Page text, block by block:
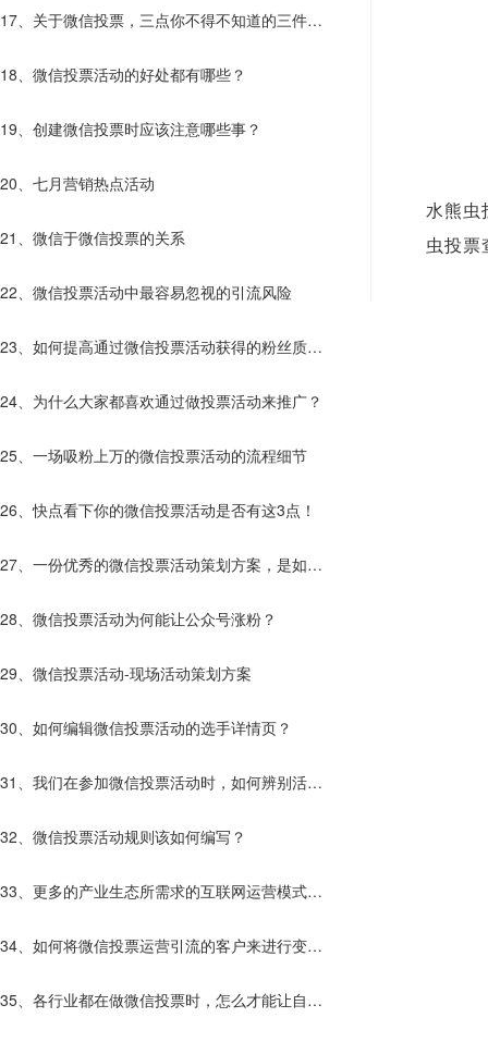
17、关于微信投票，三点你不得不知道的三件
事！！
18、微信投票活动的好处都有哪些？
19、创建微信投票时应该注意哪些事？
20、七月营销热点活动
21、微信于微信投票的关系
22、微信投票活动中最容易忽视的引流风险
23、如何提高通过微信投票活动获得的粉丝质
24、为什么大家都喜欢通过做投票活动来推广？
25、一场吸粉上万的微信投票活动的流程细节
26、快点看下你的微信投票活动是否有这3点！
27、一份优秀的微信投票活动策划方案，是如何
诞生的？
28、微信投票活动为何能让公众号涨粉？
29、微信投票活动-现场活动策划方案
30、如何编辑微信投票活动的选手详情页？
31、我们在参加微信投票活动时，如何辨别活动
的真假？
32、微信投票活动规则该如何编写？
33、更多的产业生态所需求的互联网运营模式
——微信投票
34、如何将微信投票运营引流的客户来进行变
35、各行业都在做微信投票时，怎么才能让自己
水熊虫
虫投票